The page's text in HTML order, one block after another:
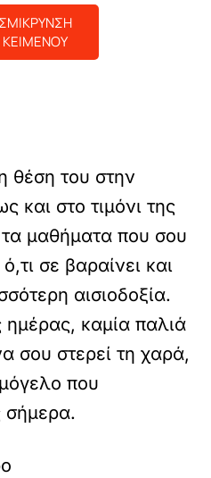
ΣΜΙΚΡΥΝΣΗ
ΚΕΙΜΕΝΟΥ
θέση του στην
και στο τιμόνι της
μαθήματα που σου
σε βαραίνει και
αισιοδοξία.
ημέρας, καμία παλιά
σου στερεί τη χαρά,
που
σήμερα.